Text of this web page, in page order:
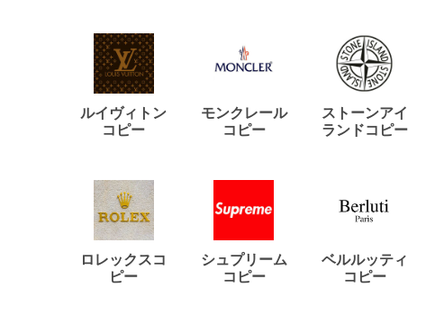
ルイヴィトン
コピー
モンクレール
コピー
ストーンアイ
ランドコピー
ロレックスコ
ピー
シュプリーム
コピー
ベルルッティ
コピー